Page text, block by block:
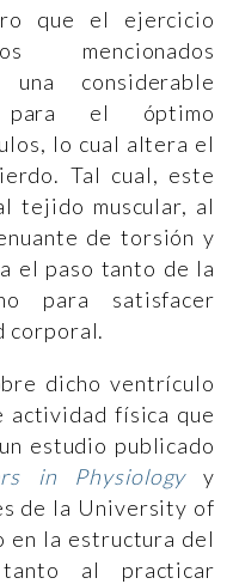
que el ejercicio
mencionados
una considerable
para el óptimo
lo cual altera el
Tal cual, este
tejido muscular, al
de torsión y
el paso tanto de la
para satisfacer
corporal.
dicho ventrículo
actividad física que
estudio publicado
in Physiologyy
de la University of
en la estructura del
al practicar